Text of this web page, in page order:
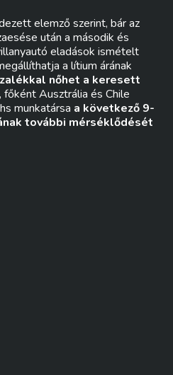
elemző szerint, bár az
után a második és
eladások ismételt
a lítium árának
nőhet a keresett
, főként Ausztrália és Chile
munkatársa a következő 9-
további mérséklődését